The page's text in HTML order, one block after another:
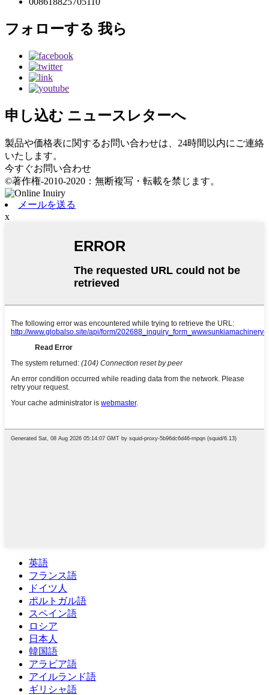
フォローする 我ら
申し込む ニュースレターへ
製品や価格表に関するお問い合わせは、24時間以内にご連絡
いたします。
今すぐお問い合わせ
©著作権-2010-2020：無断複写・転載を禁じます。
メールを送る
x
英語
フランス語
ドイツ人
ポルトガル語
スペイン語
ロシア
日本人
韓国語
アラビア語
アイルランド語
ギリシャ語